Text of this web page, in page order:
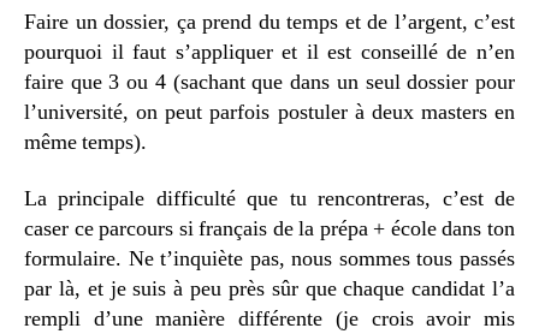
Faire un dossier, ça prend du temps et de l’argent, c’est
pourquoi il faut s’appliquer et il est conseillé de n’en
faire que 3 ou 4 (sachant que dans un seul dossier pour
l’université, on peut parfois postuler à deux masters en
même temps).
La principale difficulté que tu rencontreras, c’est de
caser ce parcours si français de la prépa + école dans ton
formulaire. Ne t’inquiète pas, nous sommes tous passés
par là, et je suis à peu près sûr que chaque candidat l’a
rempli d’une manière différente (je crois avoir mis